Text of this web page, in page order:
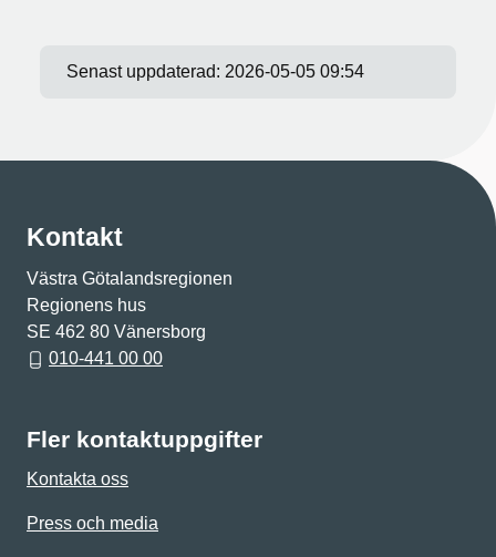
Senast uppdaterad: 2026-05-05 09:54
Kontakt
Västra Götalandsregionen
Regionens hus
SE 462 80 Vänersborg
010-441 00 00
Fler kontaktuppgifter
Kontakta oss
Press och media